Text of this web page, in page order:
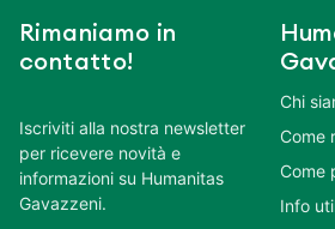
Rimaniamo in
contatto!
Iscriviti alla nostra newsletter
per ricevere novità e
informazioni su Humanitas
Gavazzeni.
Chi
Come
Come
Info